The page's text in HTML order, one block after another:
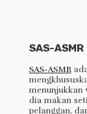
SAS-ASMR
SAS-ASMR
menunjukkan
dia makan
pelanggan,